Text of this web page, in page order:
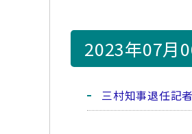
2023年07月
三村知事退任記